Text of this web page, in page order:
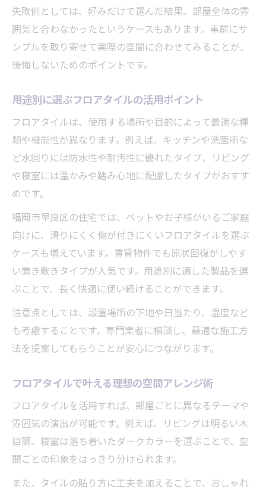
失敗例としては、好みだけで選んだ結果、部屋全体の雰
囲気と合わなかったというケースもあります。事前にサ
ンプルを取り寄せて実際の空間に合わせてみることが、
後悔しないためのポイントです。
用途別に選ぶフロアタイルの活用ポイント
フロアタイルは、使用する場所や目的によって最適な種
類や機能性が異なります。例えば、キッチンや洗面所な
ど水回りには防水性や耐汚性に優れたタイプ、リビング
や寝室には温かみや踏み心地に配慮したタイプがおすす
めです。
福岡市早良区の住宅では、ペットやお子様がいるご家庭
向けに、滑りにくく傷が付きにくいフロアタイルを選ぶ
ケースも増えています。賃貸物件でも原状回復がしやす
い置き敷きタイプが人気です。用途別に適した製品を選
ぶことで、長く快適に使い続けることができます。
注意点としては、設置場所の下地や日当たり、湿度など
も考慮することです。専門業者に相談し、最適な施工方
法を提案してもらうことが安心につながります。
フロアタイルで叶える理想の空間アレンジ術
フロアタイルを活用すれば、部屋ごとに異なるテーマや
雰囲気の演出が可能です。例えば、リビングは明るい木
目調、寝室は落ち着いたダークカラーを選ぶことで、空
間ごとの印象をはっきり分けられます。
また、タイルの貼り方に工夫を加えることで、おしゃれ